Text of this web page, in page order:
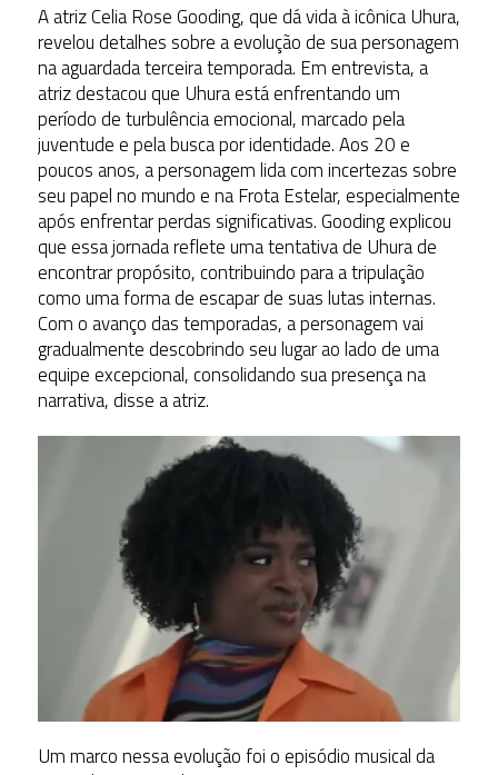
A atriz Celia Rose Gooding, que dá vida à icônica Uhura,
revelou detalhes sobre a evolução de sua personagem
na aguardada terceira temporada. Em entrevista, a
atriz destacou que Uhura está enfrentando um
período de turbulência emocional, marcado pela
juventude e pela busca por identidade. Aos 20 e
poucos anos, a personagem lida com incertezas sobre
seu papel no mundo e na Frota Estelar, especialmente
após enfrentar perdas significativas. Gooding explicou
que essa jornada reflete uma tentativa de Uhura de
encontrar propósito, contribuindo para a tripulação
como uma forma de escapar de suas lutas internas.
Com o avanço das temporadas, a personagem vai
gradualmente descobrindo seu lugar ao lado de uma
equipe excepcional, consolidando sua presença na
narrativa, disse a atriz.
Um marco nessa evolução foi o episódio musical da